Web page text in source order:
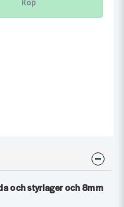
och styrlager och 8mm